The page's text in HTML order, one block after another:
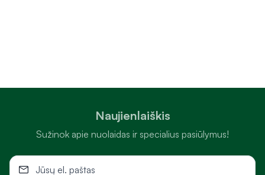
Naujienlaiškis
Sužinok apie nuolaidas ir specialius pasiūlymus!